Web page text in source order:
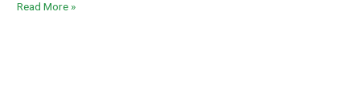
Read More »